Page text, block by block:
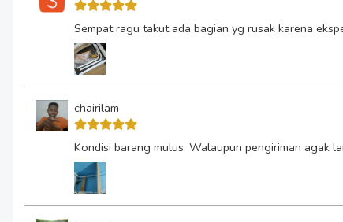
Sempat ragu takut ada bagian yg rusak karena
chairilam
Kondisi barang mulus. Walaupun pengiriman agak